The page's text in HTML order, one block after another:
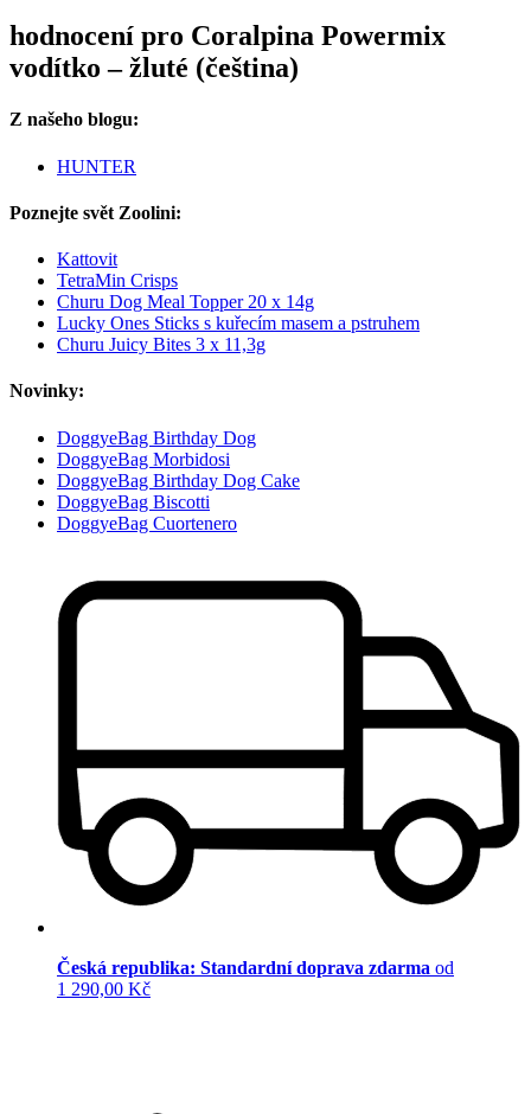
hodnocení pro Coralpina Powermix
vodítko – žluté (čeština)
Z našeho blogu:
HUNTER
Poznejte svět Zoolini:
Kattovit
TetraMin Crisps
Churu Dog Meal Topper 20 x 14g
Lucky Ones Sticks s kuřecím masem a pstruhem
Churu Juicy Bites 3 x 11,3g
Novinky:
DoggyeBag Birthday Dog
DoggyeBag Morbidosi
DoggyeBag Birthday Dog Cake
DoggyeBag Biscotti
DoggyeBag Cuortenero
Česká republika: Standardní doprava zdarma od
1 290,00 Kč